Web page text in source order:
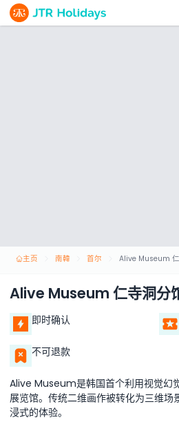
主页 南韓 首尔
Alive Museum 仁寺洞分
即时确认
不可退款
Alive Museum是韩国首个利用视觉幻
展览馆。传统二维画作被转化为三维场
浸式的体验。